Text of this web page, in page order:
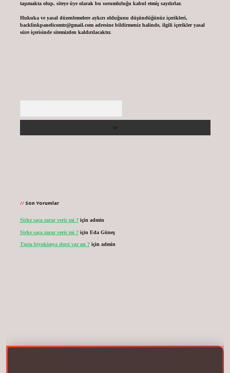
taşımakta olup, siteye üye olarak bu sorumluluğu kabul etmiş sayılırlar.
Hukuka ve yasal düzenlemelere aykırı olduğunu düşündüğünüz içerikleri,
backlinkpanelicomtr@gmail.comadresine bildirmeniz halinde, ilgili içerikler yasal
süre içerisinde sitemizden kaldırılacaktır.
Son Yorumlar
Sirke saça zarar verir mi ?için admin
Sirke saça zarar verir mi ?için Eda Güneş
Tıpta biyokimya dersi var mı ?için admin